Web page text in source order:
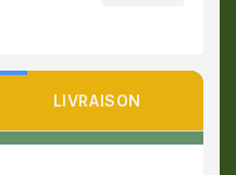
LIVRAISON